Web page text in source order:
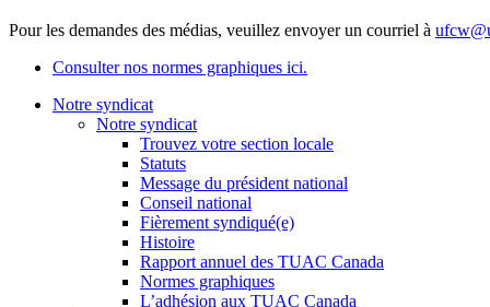
Pour les demandes des médias, veuillez envoyer un courriel à
Consulter nos normes graphiques ici.
Notre syndicat
Notre syndicat
Trouvez votre section locale
Statuts
Message du président national
Conseil national
Fièrement syndiqué(e)
Histoire
Rapport annuel des TUAC Canada
Normes graphiques
L’adhésion aux TUAC Canada